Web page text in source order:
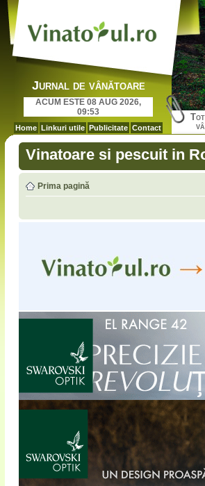
Jurnal de vânătoare
ACUM ESTE 08 AUG 2026,
09:53
Home Linkuri utile Publicitate Contact
Vinatoare si pescuit in
Prima pagină